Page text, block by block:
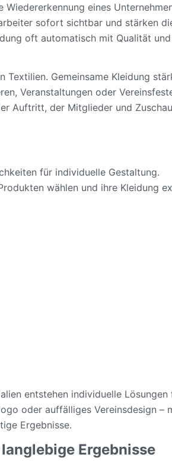
eines
sofort sichtbar und stärken
oft automatisch mit Qualität und
Gemeinsame Kleidung
Veranstaltungen oder
Auftritt, der Mitglieder und
für individuelle Gestaltung.
wählen und ihre Kleidung
entstehen individuelle Lösungen
oder auffälliges Vereinsdesign –
Ergebnisse.
Ergebnisse